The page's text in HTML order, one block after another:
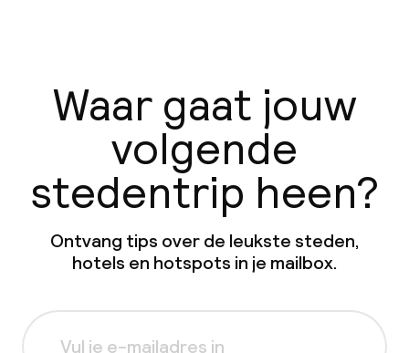
Waar gaat jouw
volgende
stedentrip heen?
Ontvang tips over de leukste steden,
hotels en hotspots in je mailbox.